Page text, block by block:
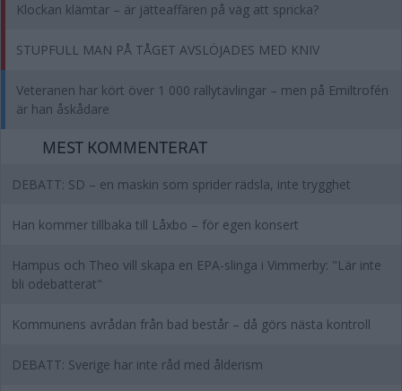
Klockan klämtar – är jätteaffären på väg att spricka?
STUPFULL MAN PÅ TÅGET AVSLÖJADES MED KNIV
Veteranen har kört över 1 000 rallytävlingar – men på Emiltrofén
är han åskådare
MEST KOMMENTERAT
DEBATT: SD – en maskin som sprider rädsla, inte trygghet
Han kommer tillbaka till Låxbo – för egen konsert
Hampus och Theo vill skapa en EPA-slinga i Vimmerby: "Lär inte
bli odebatterat"
Kommunens avrådan från bad består – då görs nästa kontroll
DEBATT: Sverige har inte råd med ålderism